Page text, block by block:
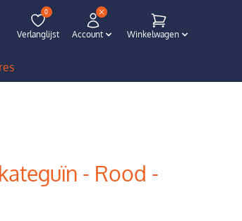
0
Verlanglijst Account Winkelwagen
- Rood -